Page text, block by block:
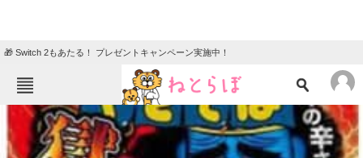
🎁 Switch 2もあたる！ プレゼントキャンペーン実施中！
ねとらぼメニュー
TOP ニュース